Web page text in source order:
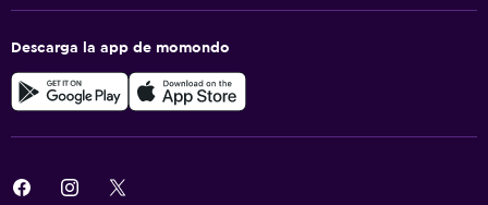
Descarga la app de momondo